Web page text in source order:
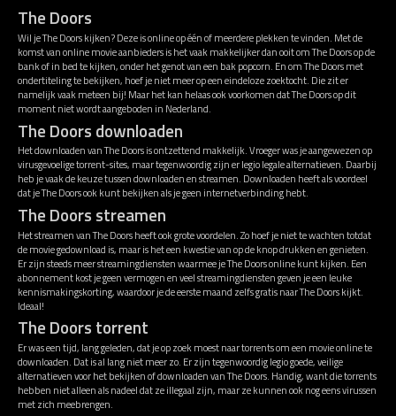
The Doors
Wil je The Doors kijken? Deze is online op één of meerdere plekken te vinden. Met de
komst van online movie aanbieders is het vaak makkelijker dan ooit om The Doors op de
bank of in bed te kijken, onder het genot van een bak popcorn. En om The Doors met
ondertiteling te bekijken, hoef je niet meer op een eindeloze zoektocht. Die zit er
namelijk vaak meteen bij! Maar het kan helaas ook voorkomen dat The Doors op dit
moment niet wordt aangeboden in Nederland.
The Doors downloaden
Het downloaden van The Doors is ontzettend makkelijk. Vroeger was je aangewezen op
virusgevoelige torrent-sites, maar tegenwoordig zijn er legio legale alternatieven. Daarbij
heb je vaak de keuze tussen downloaden en streamen. Downloaden heeft als voordeel
dat je The Doors ook kunt bekijken als je geen internetverbinding hebt.
The Doors streamen
Het streamen van The Doors heeft ook grote voordelen. Zo hoef je niet te wachten totdat
de movie gedownload is, maar is het een kwestie van op de knop drukken en genieten.
Er zijn steeds meer streamingdiensten waarmee je The Doors online kunt kijken. Een
abonnement kost je geen vermogen en veel streamingdiensten geven je een leuke
kennismakingskorting, waardoor je de eerste maand zelfs gratis naar The Doors kijkt.
Ideaal!
The Doors torrent
Er was een tijd, lang geleden, dat je op zoek moest naar torrents om een movie online te
downloaden. Dat is al lang niet meer zo. Er zijn tegenwoordig legio goede, veilige
alternatieven voor het bekijken of downloaden van The Doors. Handig, want die torrents
hebben niet alleen als nadeel dat ze illegaal zijn, maar ze kunnen ook nog eens virussen
met zich meebrengen.